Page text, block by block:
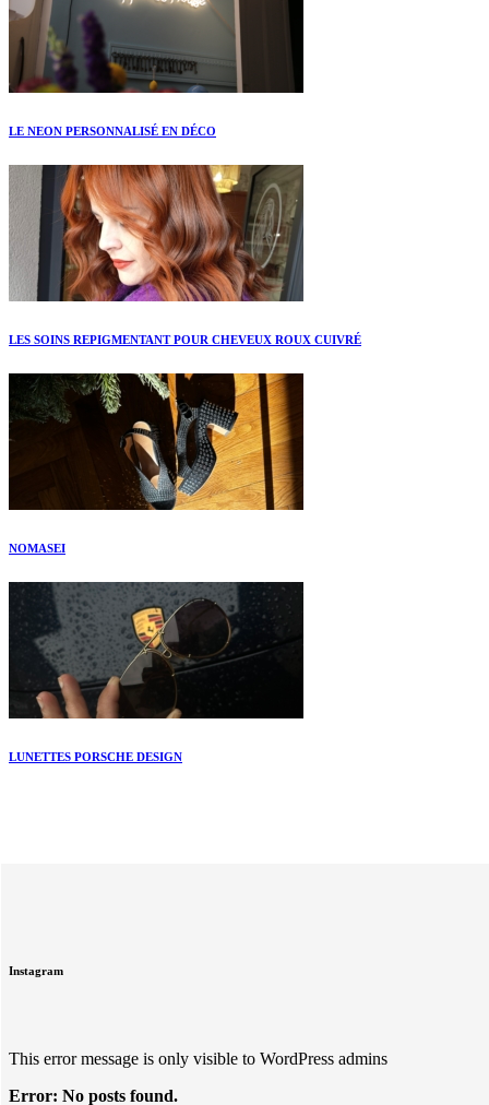
LE NEON PERSONNALISÉ EN DÉCO
LES SOINS REPIGMENTANT POUR CHEVEUX ROUX CUIVRÉ
NOMASEI
LUNETTES PORSCHE DESIGN
Instagram
This error message is only visible to WordPress admins
Error: No posts found.